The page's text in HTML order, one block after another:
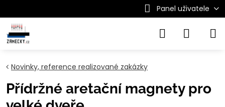
Panel uživatele
Novinky, reference realizované zakázky
Přídržné aretační magnety pro